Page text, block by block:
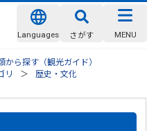
Languages さがす MENU
から探す（観光ガイド）
リ
歴史・文化